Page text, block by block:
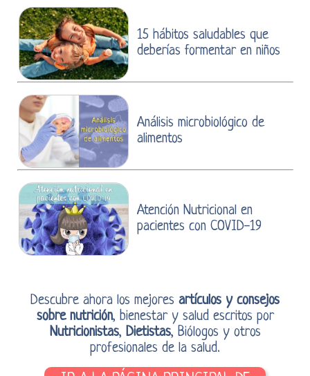
15 hábitos saludables que
deberías formentar en niños
Análisis microbiológico de
alimentos
Atención Nutricional en
pacientes con COVID-19
Descubre ahora los mejores artículos y consejos
sobre nutrición, bienestar y salud escritos por
Nutricionistas, Dietistas, Biólogos y otros
profesionales de la salud.